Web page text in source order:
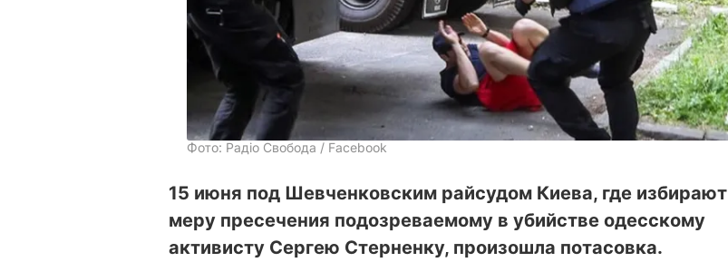
Фото: Радіо Свобода / Facebook
15 июня под Шевченковским райсудом Киева, где избирают
меру пресечения подозреваемому в убийстве одесскому
активисту Сергею Стерненку, произошла потасовка.